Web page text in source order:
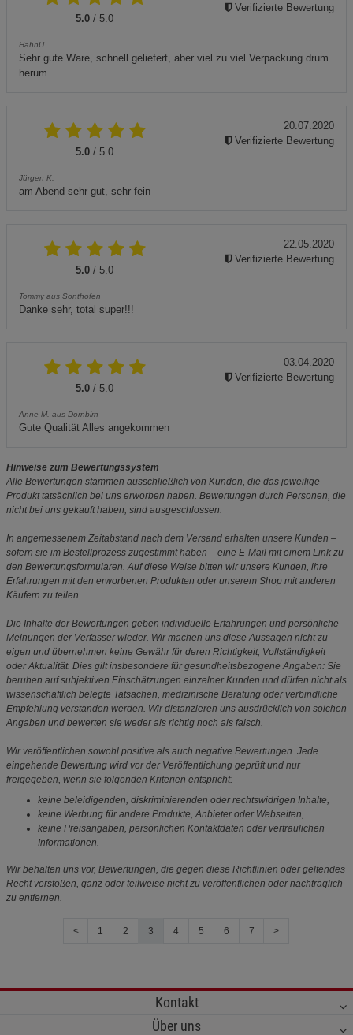
5.0 / 5.0
HahnU
Sehr gute Ware, schnell geliefert, aber viel zu viel Verpackung drum
herum.
Verifizierte Bewertung
5.0 / 5.0
Jürgen K.
am Abend sehr gut, sehr fein
20.07.2020
Verifizierte Bewertung
5.0 / 5.0
Tommy aus Sonthofen
Danke sehr, total super!!!
22.05.2020
Verifizierte Bewertung
5.0 / 5.0
Anne M. aus Dornbirn
Gute Qualität Alles angekommen
03.04.2020
Verifizierte Bewertung
Hinweise zum Bewertungssystem
Alle Bewertungen stammen ausschließlich von Kunden, die das jeweilige
Produkt tatsächlich bei uns erworben haben. Bewertungen durch Personen, die
nicht bei uns gekauft haben, sind ausgeschlossen.
In angemessenem Zeitabstand nach dem Versand erhalten unsere Kunden –
sofern sie im Bestellprozess zugestimmt haben – eine E-Mail mit einem Link zu
den Bewertungsformularen. Auf diese Weise bitten wir unsere Kunden, ihre
Erfahrungen mit den erworbenen Produkten oder unserem Shop mit anderen
Käufern zu teilen.
Die Inhalte der Bewertungen geben individuelle Erfahrungen und persönliche
Meinungen der Verfasser wieder. Wir machen uns diese Aussagen nicht zu
eigen und übernehmen keine Gewähr für deren Richtigkeit, Vollständigkeit
oder Aktualität. Dies gilt insbesondere für gesundheitsbezogene Angaben: Sie
beruhen auf subjektiven Einschätzungen einzelner Kunden und dürfen nicht als
wissenschaftlich belegte Tatsachen, medizinische Beratung oder verbindliche
Empfehlung verstanden werden. Wir distanzieren uns ausdrücklich von solchen
Angaben und bewerten sie weder als richtig noch als falsch.
Wir veröffentlichen sowohl positive als auch negative Bewertungen. Jede
eingehende Bewertung wird vor der Veröffentlichung geprüft und nur
freigegeben, wenn sie folgenden Kriterien entspricht:
keine beleidigenden, diskriminierenden oder rechtswidrigen Inhalte,
keine Werbung für andere Produkte, Anbieter oder Webseiten,
keine Preisangaben, persönlichen Kontaktdaten oder vertraulichen
Informationen.
Wir behalten uns vor, Bewertungen, die gegen diese Richtlinien oder geltendes
Recht verstoßen, ganz oder teilweise nicht zu veröffentlichen oder nachträglich
zu entfernen.
< 1 2 3 4 5 6 7 >
Kontakt
Über uns